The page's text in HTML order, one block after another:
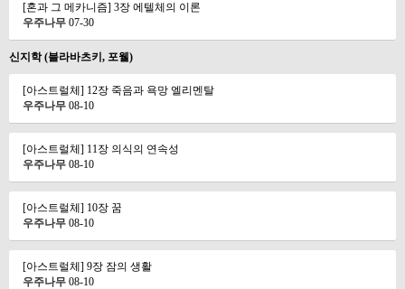
[혼과 그 메카니즘] 3장 에텔체의 이론
우주나무 07-30
신지학 (블라바츠키, 포웰)
[아스트럴체] 12장 죽음과 욕망 엘리멘탈
우주나무 08-10
[아스트럴체] 11장 의식의 연속성
우주나무 08-10
[아스트럴체] 10장 꿈
우주나무 08-10
[아스트럴체] 9장 잠의 생활
우주나무 08-10